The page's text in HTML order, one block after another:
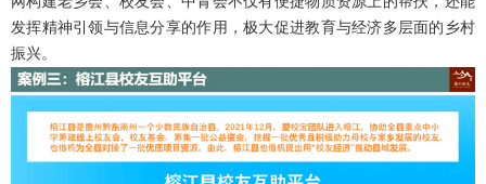
发挥精神引领与信息分享的作用，极大促进教育与经济多层面的乡村
振兴。